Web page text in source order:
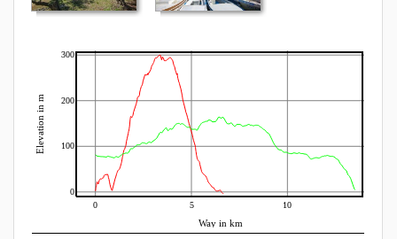
Way in km
Elevation in m
0 5 10
0
100
200
300